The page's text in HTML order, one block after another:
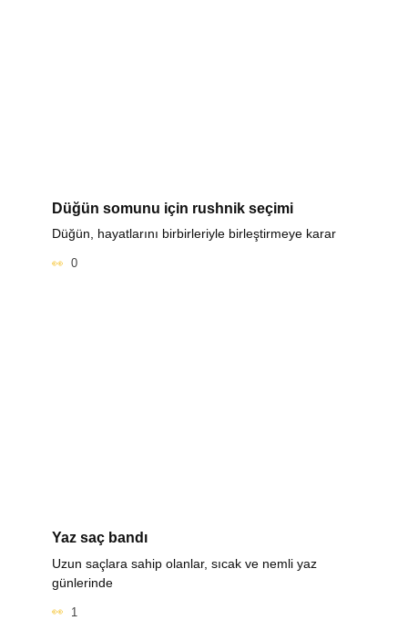
Düğün somunu için rushnik seçimi
Düğün, hayatlarını birbirleriyle birleştirmeye karar
0
Yaz saç bandı
Uzun saçlara sahip olanlar, sıcak ve nemli yaz
günlerinde
1